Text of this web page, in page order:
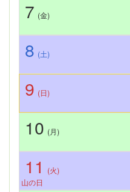
7 (金)
8 (土)
9 (日)
10 (月)
11
(火)
山の日